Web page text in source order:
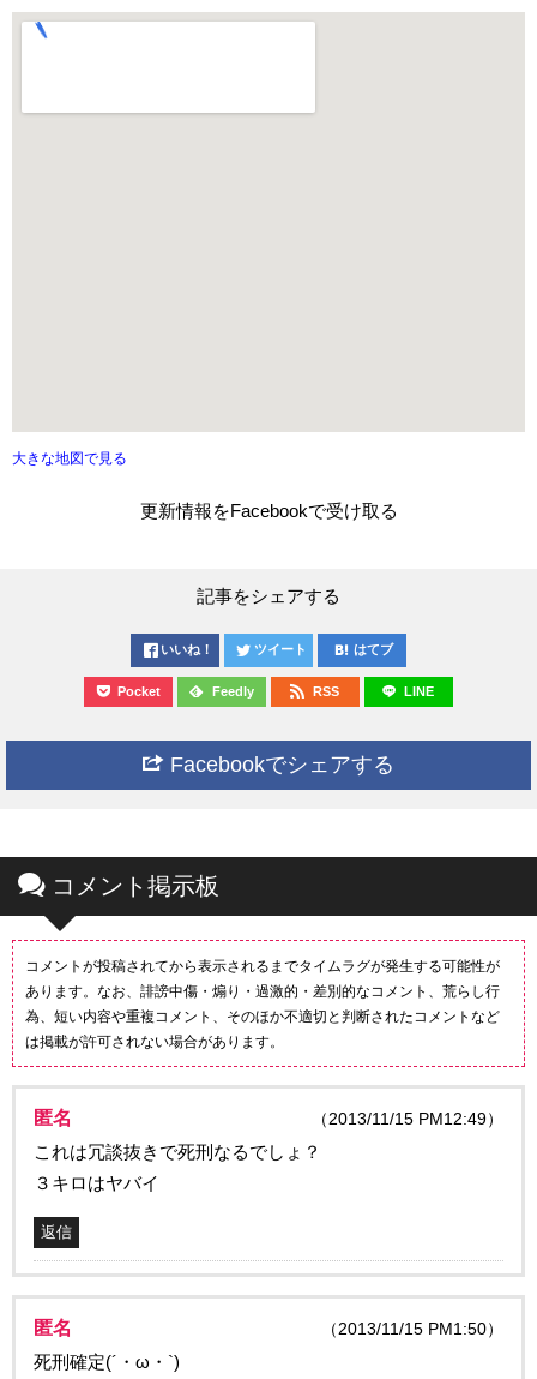
大きな地図で見る
更新情報をFacebookで受け取る
記事をシェアする
いいね！ ツイート はてブ
Pocket Feedly RSS LINE
Facebookでシェアする
コメント掲示板
コメントが投稿されてから表示されるまでタイムラグが発生する可能性が
あります。なお、誹謗中傷・煽り・過激的・差別的なコメント、荒らし行
為、短い内容や重複コメント、そのほか不適切と判断されたコメントなど
は掲載が許可されない場合があります。
匿名 （2013/11/15 PM12:49）
これは冗談抜きで死刑なるでしょ？
３キロはヤバイ
返信
匿名 （2013/11/15 PM1:50）
死刑確定(´・ω・`)